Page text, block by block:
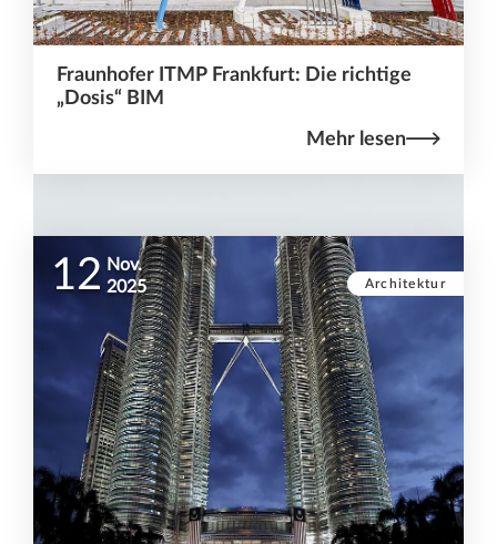
Fraunhofer ITMP Frankfurt: Die richtige
„Dosis“ BIM
Mehr lesen
Architektur
12 Nov.
2025